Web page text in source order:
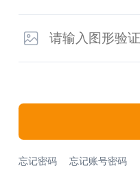
忘记密码 忘记账号密码